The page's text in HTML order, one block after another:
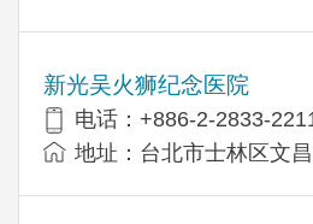
新光吴火狮纪念医院
电话：+886-2-2833-
地址：台北市士林区文